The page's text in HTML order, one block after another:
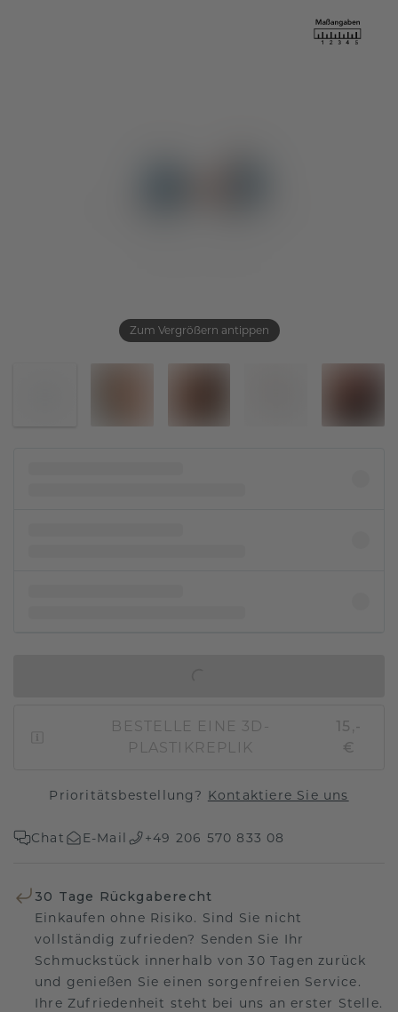
Zum Vergrößern antippen
BESTELLE EINE 3D-
PLASTIKREPLIK
15,-
€
Prioritätsbestellung? Kontaktiere Sie uns
Chat E-Mail +49 206 570 833 08
30 Tage Rückgaberecht
Einkaufen ohne Risiko. Sind Sie nicht
vollständig zufrieden? Senden Sie Ihr
Schmuckstück innerhalb von 30 Tagen zurück
und genießen Sie einen sorgenfreien Service.
Ihre Zufriedenheit steht bei uns an erster Stelle.